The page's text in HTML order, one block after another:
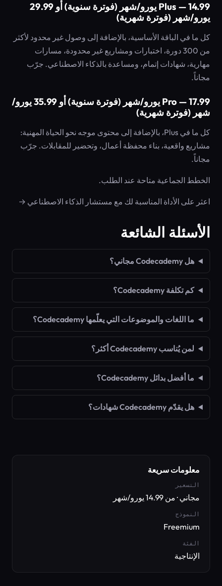
Plus — 14.99 يورو/شهر (فوترة سنوية) أو 29.99
يورو/شهر (فوترة شهرية)
كل ما في الباقة الأساسية، بالإضافة إلى وصول غير محدود لأكثر
من 300 دورة، اختبارات ومشاريع غير محدودة، مسارات
مهارية، شهادات إتمام، ومساعدة بالذكاء الاصطناعي. جرّب
مجاناً.
Pro — 17.99 يورو/شهر (فوترة سنوية) أو 35.99 يورو/
شهر (فوترة شهرية)
كل ما في Plus، بالإضافة إلى محتوى موجه نحو الحياة المهنية:
مشاريع واقعية، بناء محفظة أعمال، وتحضير للمقابلات. جرّب
مجاناً.
الخطط الجماعية متاحة عند الطلب.
اعثر على الأداة المناسبة لك مع مستشار الذكاء الاصطناعي →
الأسئلة الشائعة
هل Codecademy مجاني؟
كم تكلفة Codecademy؟
ما اللغات والموضوعات التي يعلّمها Codecademy؟
لمن يُناسب Codecademy أكثر؟
ما أفضل بدائل Codecademy؟
هل يقدّم Codecademy شهادات؟
معلومات سريعة
التسعير
مجاني · من 14.99 يورو/شهر
النموذج
Freemium
الفئة
الإنتاجية